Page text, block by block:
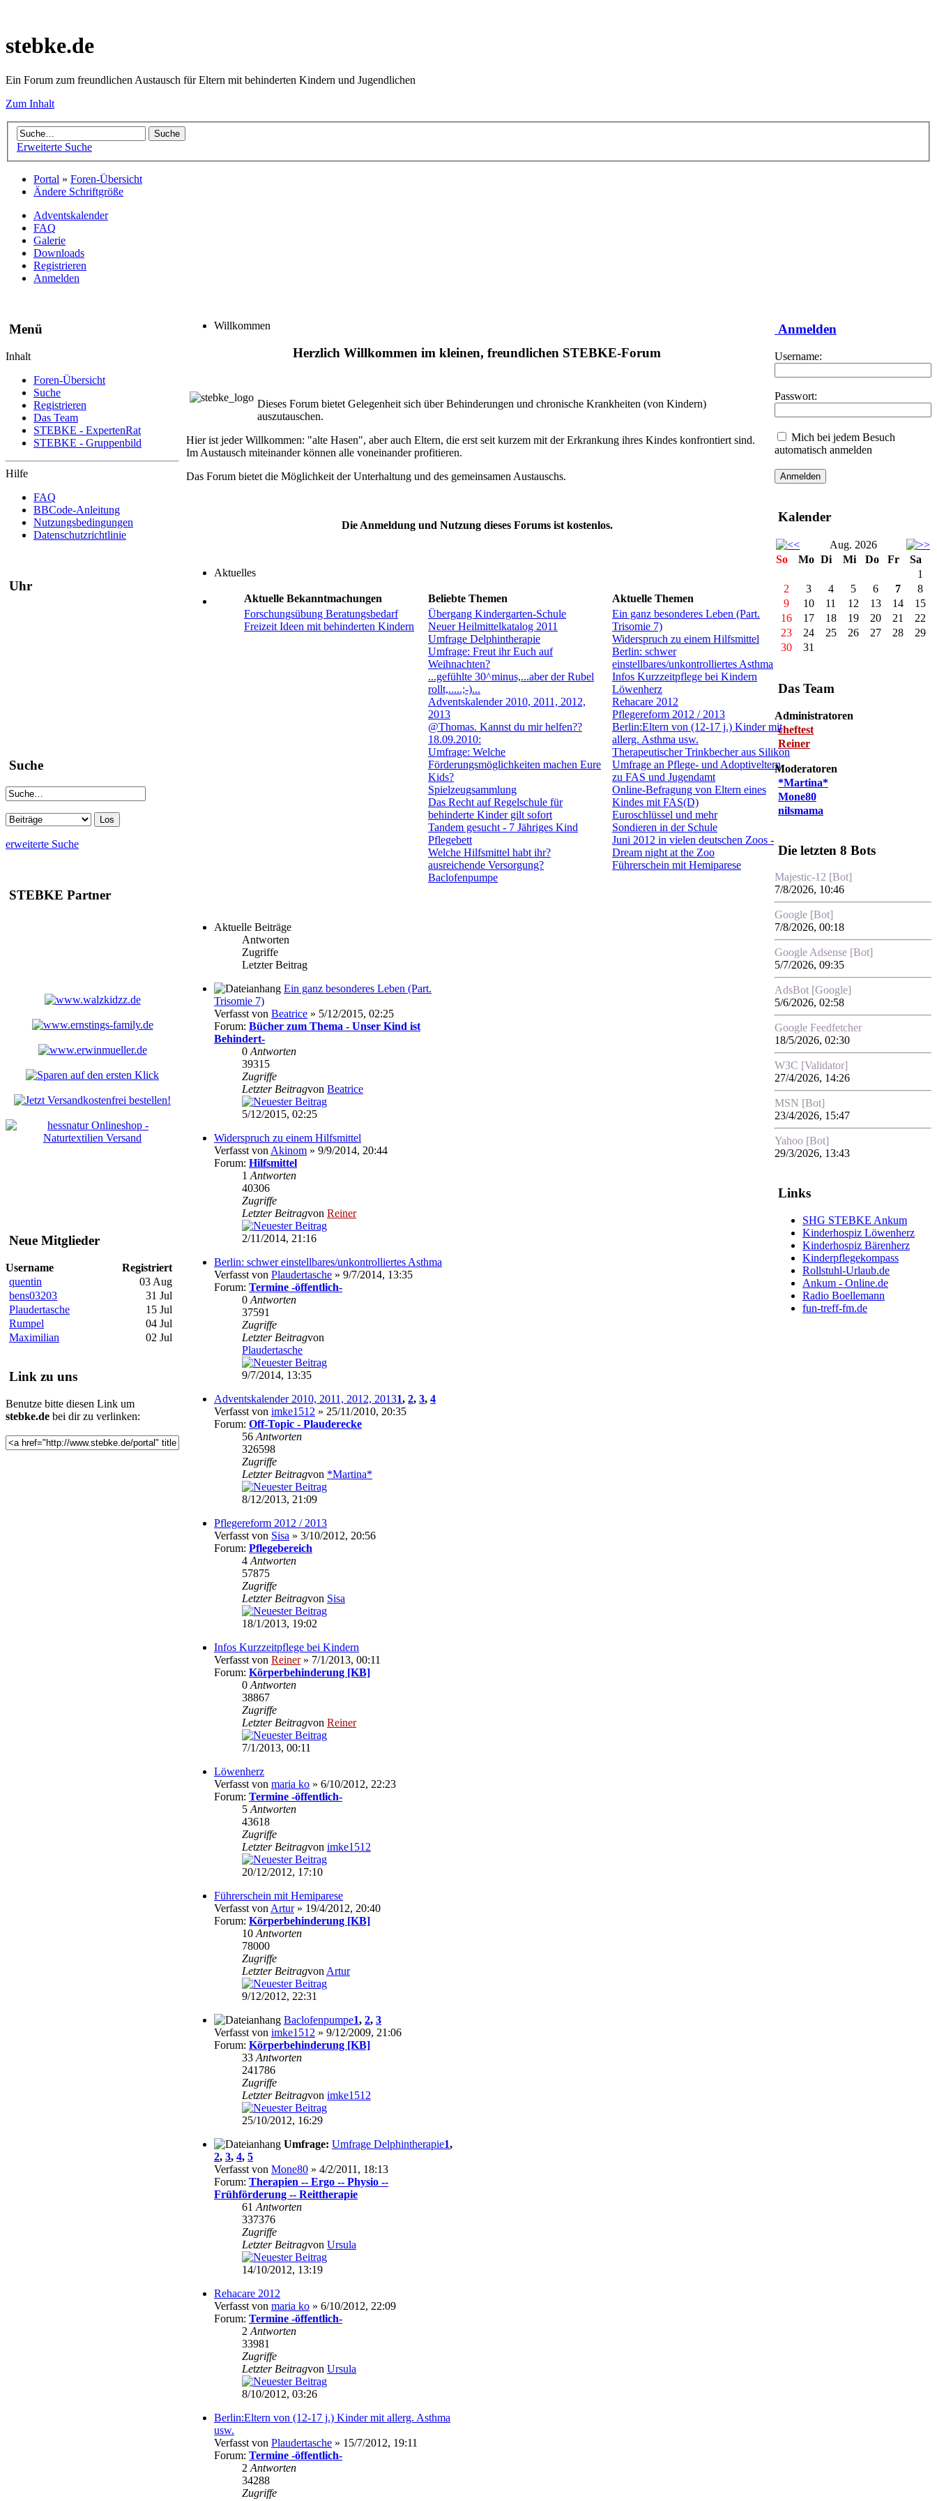
stebke.de
Ein Forum zum freundlichen Austausch für Eltern mit behinderten Kindern und Jugendlichen
Zum Inhalt
Erweiterte Suche
Portal » Foren-Übersicht
Ändere Schriftgröße
Adventskalender
FAQ
Galerie
Downloads
Registrieren
Anmelden
Menü
Inhalt
Foren-Übersicht
Suche
Registrieren
Das Team
STEBKE - ExpertenRat
STEBKE - Gruppenbild
Hilfe
FAQ
BBCode-Anleitung
Nutzungsbedingungen
Datenschutzrichtlinie
Uhr
Suche
erweiterte Suche
STEBKE Partner
Neue Mitglieder
Username
Registriert
quentin
03 Aug
bens03203
31 Jul
Plaudertasche
15 Jul
Rumpel
04 Jul
Maximilian
02 Jul
Link zu uns
Benutze bitte diesen Link um
stebke.de bei dir zu verlinken:
Willkommen
Herzlich Willkommen im kleinen, freundlichen STEBKE-Forum
Dieses Forum bietet Gelegenheit sich über Behinderungen und chronische Krankheiten (von Kindern)
auszutauschen.
Hier ist jeder Willkommen: "alte Hasen", aber auch Eltern, die erst seit kurzem mit der Erkrankung ihres Kindes konfrontiert sind.
Im Austausch miteinander können alle voneinander profitieren.
Das Forum bietet die Möglichkeit der Unterhaltung und des gemeinsamen Austauschs.
Die Anmeldung und Nutzung dieses Forums ist kostenlos.
Aktuelles
Aktuelle Bekanntmachungen Beliebte Themen
Aktuelle Themen
Forschungsübung Beratungsbedarf
Freizeit Ideen mit behinderten Kindern
Übergang Kindergarten-Schule
Neuer Heilmittelkatalog 2011
Umfrage Delphintherapie
Umfrage: Freut ihr Euch auf
Weihnachten?
...gefühlte 30^minus,...aber der Rubel
rollt,.....;-)...
Adventskalender 2010, 2011, 2012,
2013
@Thomas. Kannst du mir helfen??
18.09.2010:
Umfrage: Welche
Förderungsmöglichkeiten machen Eure
Kids?
Spielzeugsammlung
Das Recht auf Regelschule für
behinderte Kinder gilt sofort
Tandem gesucht - 7 Jähriges Kind
Pflegebett
Welche Hilfsmittel habt ihr?
ausreichende Versorgung?
Baclofenpumpe
Ein ganz besonderes Leben (Part.
Trisomie 7)
Widerspruch zu einem Hilfsmittel
Berlin: schwer
einstellbares/unkontrolliertes Asthma
Infos Kurzzeitpflege bei Kindern
Löwenherz
Rehacare 2012
Pflegereform 2012 / 2013
Berlin:Eltern von (12-17 j.) Kinder mit
allerg. Asthma usw.
Therapeutischer Trinkbecher aus Silikon
Umfrage an Pflege- und Adoptiveltern
zu FAS und Jugendamt
Online-Befragung von Eltern eines
Kindes mit FAS(D)
Euroschlüssel und mehr
Sondieren in der Schule
Juni 2012 in vielen deutschen Zoos -
Dream night at the Zoo
Führerschein mit Hemiparese
Aktuelle Beiträge
Antworten
Zugriffe
Letzter Beitrag
Ein ganz besonderes Leben (Part.
Trisomie 7)
Verfasst von Beatrice » 5/12/2015, 02:25
Forum: Bücher zum Thema - Unser Kind ist
Behindert-
0 Antworten
39315
Zugriffe
Letzter Beitragvon Beatrice
5/12/2015, 02:25
Widerspruch zu einem Hilfsmittel
Verfasst von Akinom » 9/9/2014, 20:44
Forum: Hilfsmittel
1 Antworten
40306
Zugriffe
Letzter Beitragvon Reiner
2/11/2014, 21:16
Berlin: schwer einstellbares/unkontrolliertes Asthma
Verfasst von Plaudertasche » 9/7/2014, 13:35
Forum: Termine -öffentlich-
0 Antworten
37591
Zugriffe
Letzter Beitragvon
Plaudertasche
9/7/2014, 13:35
Adventskalender 2010, 2011, 2012, 20131, 2, 3, 4
Verfasst von imke1512 » 25/11/2010, 20:35
Forum: Off-Topic - Plauderecke
56 Antworten
326598
Zugriffe
Letzter Beitragvon *Martina*
8/12/2013, 21:09
Pflegereform 2012 / 2013
Verfasst von Sisa » 3/10/2012, 20:56
Forum: Pflegebereich
4 Antworten
57875
Zugriffe
Letzter Beitragvon Sisa
18/1/2013, 19:02
Infos Kurzzeitpflege bei Kindern
Verfasst von Reiner» 7/1/2013, 00:11
Forum: Körperbehinderung [KB]
0 Antworten
38867
Zugriffe
Letzter Beitragvon Reiner
7/1/2013, 00:11
Löwenherz
Verfasst von maria ko » 6/10/2012, 22:23
Forum: Termine -öffentlich-
5 Antworten
43618
Zugriffe
Letzter Beitragvon imke1512
20/12/2012, 17:10
Führerschein mit Hemiparese
Verfasst von Artur» 19/4/2012, 20:40
Forum: Körperbehinderung [KB]
10 Antworten
78000
Zugriffe
Letzter Beitragvon Artur
9/12/2012, 22:31
Baclofenpumpe1, 2, 3
Verfasst von imke1512 » 9/12/2009, 21:06
Forum: Körperbehinderung [KB]
33 Antworten
241786
Zugriffe
Letzter Beitragvon imke1512
25/10/2012, 16:29
Umfrage: Umfrage Delphintherapie1,
2, 3, 4, 5
Verfasst von Mone80 » 4/2/2011, 18:13
Forum: Therapien -- Ergo -- Physio --
Frühförderung -- Reittherapie
61 Antworten
337376
Zugriffe
Letzter Beitragvon Ursula
14/10/2012, 13:19
Rehacare 2012
Verfasst von maria ko » 6/10/2012, 22:09
Forum: Termine -öffentlich-
2 Antworten
33981
Zugriffe
Letzter Beitragvon Ursula
8/10/2012, 03:26
Berlin:Eltern von (12-17 j.) Kinder mit allerg. Asthma
usw.
Verfasst von Plaudertasche » 15/7/2012, 19:11
Forum: Termine -öffentlich-
2 Antworten
34288
Zugriffe
Anmelden
Username:
Passwort:
Mich bei jedem Besuch
automatisch anmelden
Kalender
Aug. 2026
So
Mo Di Mi Do Fr
Sa
1
2
3 4 5 6 7
8
9
10 11 12 13 14
15
16
17 18 19 20 21
22
23
24 25 26 27 28
29
30
31
Das Team
Administratoren
cheftest
Reiner
Moderatoren
*Martina*
Mone80
nilsmama
Die letzten 8 Bots
Majestic-12 [Bot]
7/8/2026, 10:46
Google [Bot]
7/8/2026, 00:18
Google Adsense [Bot]
5/7/2026, 09:35
AdsBot [Google]
5/6/2026, 02:58
Google Feedfetcher
18/5/2026, 02:30
W3C [Validator]
27/4/2026, 14:26
MSN [Bot]
23/4/2026, 15:47
Yahoo [Bot]
29/3/2026, 13:43
Links
SHG STEBKE Ankum
Kinderhospiz Löwenherz
Kinderhospiz Bärenherz
Kinderpflegekompass
Rollstuhl-Urlaub.de
Ankum - Online.de
Radio Boellemann
fun-treff-fm.de